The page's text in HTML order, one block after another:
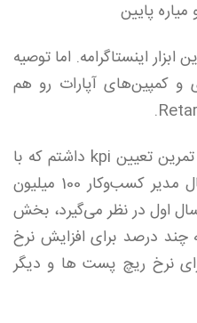
پایین
اینستاگرامه. اما توصیه
و کمپین‌های آپارات رو هم
یک سوال برای انجام تمرین تعیین kpi داشتم که با
مثال زیر می‌پرسم. به‌عنوان مثال مدیر کسب‌وکار 100 میلیون
اول در نظر می‌گیرد، بخش
چند درصد برای افزایش نرخ
نرخ ریچ پست ها و دیگر